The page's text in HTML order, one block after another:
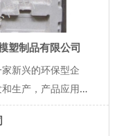
塑制品有限公司
新兴的环保型企
生产，产品应用于
生、盆栽花卉、陶
产品包装等行业！